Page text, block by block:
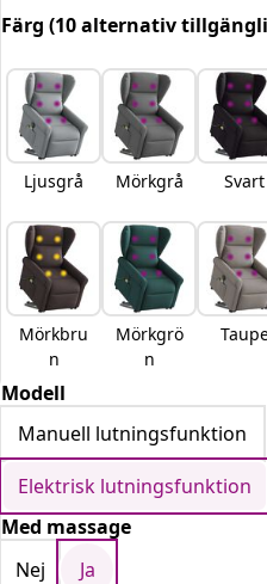
Färg(10 alternativ
Ljusgrå Mörkgrå Svart
Mörkbru
n
Mörkgrö
n
Modell
Manuell lutningsfunktion
Elektrisk lutningsfunktion
Med massage
Nej
Ja